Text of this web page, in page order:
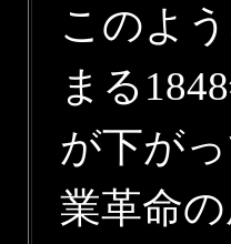
このよ
まる
が下が
業革命